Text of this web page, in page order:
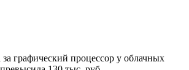
графический процессор у облачных